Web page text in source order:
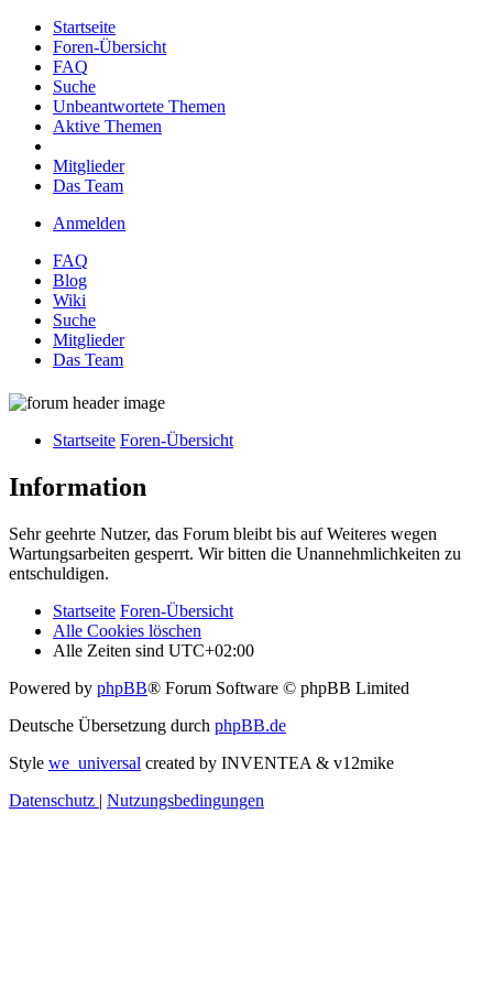
Startseite
Foren-Übersicht
FAQ
Suche
Unbeantwortete Themen
Aktive Themen
Mitglieder
Das Team
Anmelden
FAQ
Blog
Wiki
Suche
Mitglieder
Das Team
Startseite Foren-Übersicht
Information
Sehr geehrte Nutzer, das Forum bleibt bis auf Weiteres wegen
Wartungsarbeiten gesperrt. Wir bitten die Unannehmlichkeiten zu
entschuldigen.
Startseite Foren-Übersicht
Alle Cookies löschen
Alle Zeiten sind UTC+02:00
Powered by phpBB® Forum Software © phpBB Limited
Deutsche Übersetzung durch phpBB.de
Style we_universal created by INVENTEA & v12mike
Datenschutz | Nutzungsbedingungen